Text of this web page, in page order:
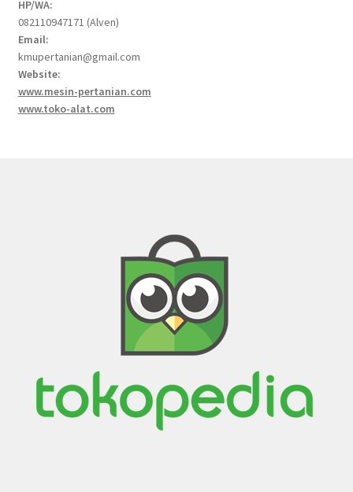
HP/WA:
082110947171 (Alven)
Email:
kmupertanian@gmail.com
Website:
www.mesin-pertanian.com
www.toko-alat.com